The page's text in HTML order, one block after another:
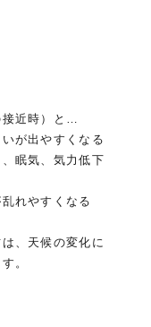
接近時）と…
が出やすくなる
眠気、気力低下
れやすくなる
、天候の変化に
。